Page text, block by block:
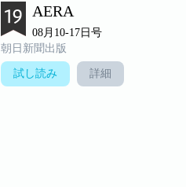
AERA
08月10-17日号
朝日新聞出版
試し読み 詳細